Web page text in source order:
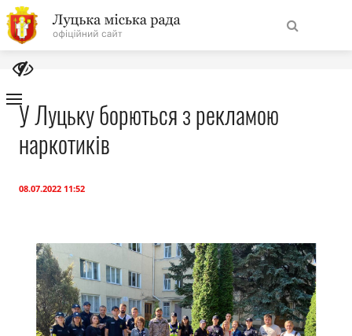
На
головну
Навігація
Бюджет
Публічна інформація
У Луцьку борються з рекламою
наркотиків
08.07.2022 11:52